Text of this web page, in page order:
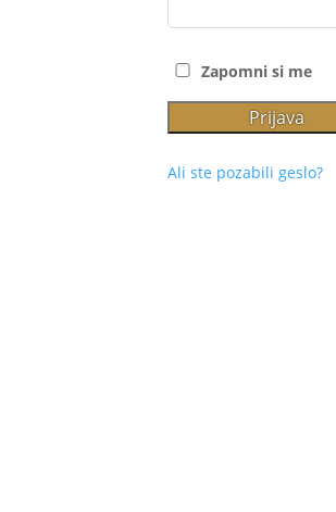
Zapomni si me
Prijava
Ali ste pozabili geslo?